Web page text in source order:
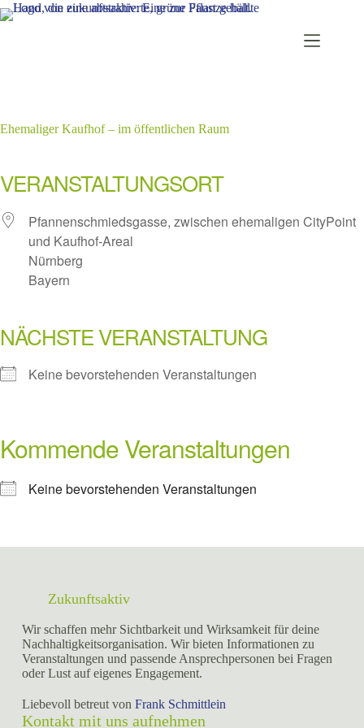
Zum
Inhalt
Ehemaliger Kaufhof – im öffentlichen Raum
VERANSTALTUNGSORT
Pfannenschmiedsgasse, zwischen ehemaligen CityPoint
und Kaufhof-Areal
Nürnberg
Bayern
NÄCHSTE VERANSTALTUNG
Keine bevorstehenden Veranstaltungen
Kommende Veranstaltungen
Keine bevorstehenden Veranstaltungen
Zukunftsaktiv
Wir schaffen mehr Sichtbarkeit und Wirksamkeit für deine
Nachhaltigkeitsorganisation. Wir bieten Informationen zu
Veranstaltungen und passende Ansprechpersonen bei Fragen
oder Lust auf eigenes Engagement.
Liebevoll betreut von Frank Schmittlein
Kontakt mit uns aufnehmen